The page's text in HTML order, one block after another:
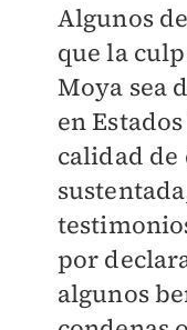
Algunos
que la
Moya sea
en
calidad de
por
algunos